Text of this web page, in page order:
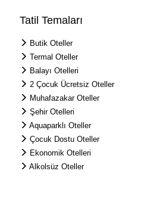
Tatil Temaları
Butik Oteller
Termal Oteller
Balayı Otelleri
2 Çocuk Ücretsiz Oteller
Muhafazakar Oteller
Şehir Otelleri
Aquaparklı Oteller
Çocuk Dostu Oteller
Ekonomik Otelleri
Alkolsüz Oteller